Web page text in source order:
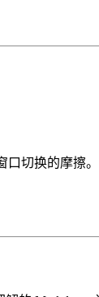
口切换的摩擦